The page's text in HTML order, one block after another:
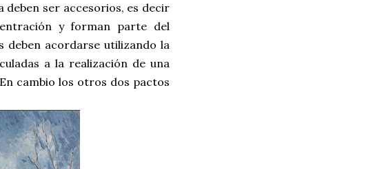
ser accesorios, es decir
y forman parte del
deben acordarse utilizando la
a la realización de una
cambio los otros dos pactos